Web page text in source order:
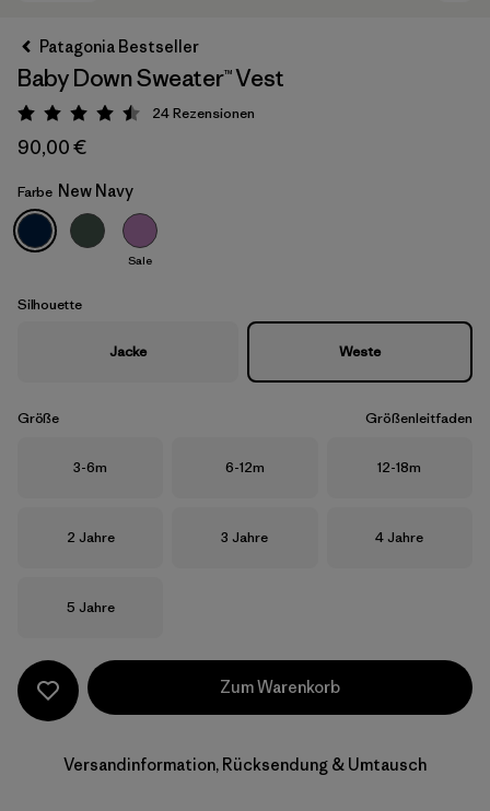
New Navy
Patagonia Bestseller
Baby Down Sweater™ Vest
Bewertung: 4.5 / 5
24Rezensionen
90,00 €
Farbe New Navy
Sale
Silhouette
Jacke Weste
Größe Größenleitfaden
Größe
3-6m Größe
6-12m Größe
12-18m
Größe
2 Jahre Größe
3 Jahre Größe
4 Jahre
Größe
5 Jahre
Zum Warenkorb
Versandinformation, Rücksendung & Umtausch